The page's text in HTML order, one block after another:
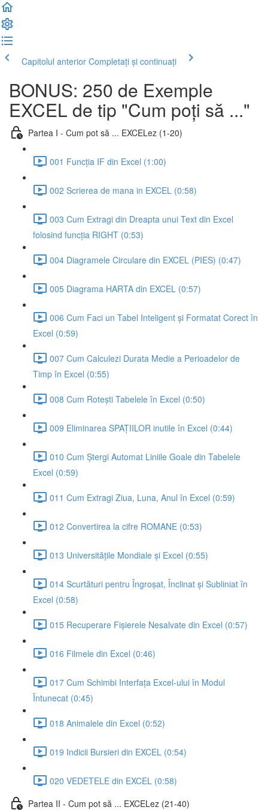
Capitolul anterior Completați și continuați
BONUS: 250 de Exemple
EXCEL de tip "Cum poți să ..."
Partea I - Cum pot să ... EXCELez (1-20)
001 Funcția IF din Excel (1:00)
002 Scrierea de mana in EXCEL (0:58)
003 Cum Extragi din Dreapta unui Text din Excel
folosind funcția RIGHT (0:53)
004 Diagramele Circulare din EXCEL (PIES) (0:47)
005 Diagrama HARTA din EXCEL (0:57)
006 Cum Faci un Tabel Inteligent și Formatat Corect în
Excel (0:59)
007 Cum Calculezi Durata Medie a Perioadelor de
Timp în Excel (0:55)
008 Cum Rotești Tabelele în Excel (0:50)
009 Eliminarea SPAȚIILOR inutile în Excel (0:44)
010 Cum Ștergi Automat Liniile Goale din Tabelele
Excel (0:59)
011 Cum Extragi Ziua, Luna, Anul în Excel (0:59)
012 Convertirea la cifre ROMANE (0:53)
013 Universitățile Mondiale și Excel (0:55)
014 Scurtături pentru Îngroșat, Înclinat și Subliniat în
Excel (0:58)
015 Recuperare Fișierele Nesalvate din Excel (0:57)
016 Filmele din Excel (0:46)
017 Cum Schimbi Interfața Excel-ului în Modul
Întunecat (0:45)
018 Animalele din Excel (0:52)
019 Indicii Bursieri din EXCEL (0:54)
020 VEDETELE din EXCEL (0:58)
Partea II - Cum pot să ... EXCELez (21-40)